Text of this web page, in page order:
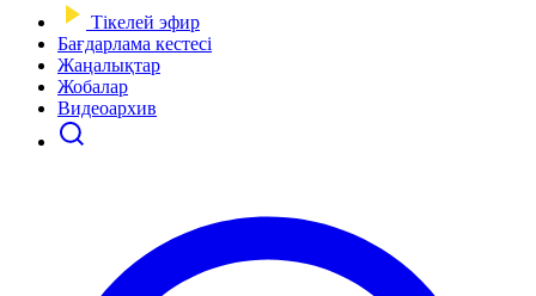
Тікелей эфир
Бағдарлама кестесі
Жаңалықтар
Жобалар
Видеоархив